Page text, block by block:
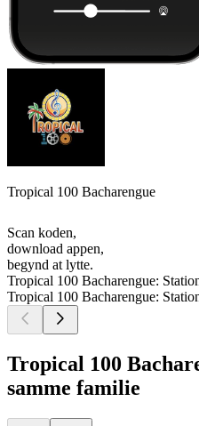
Tropical 100 Bacharengue
Scan koden,
download appen,
begynd at lytte.
Tropical 100 Bacharengue:
Tropical 100 Bacharengue:
Tropical 100
samme familie